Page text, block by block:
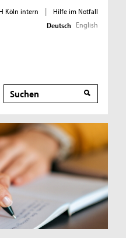
Köln intern |
Hilfe im Notfall
Deutsch English
Suche